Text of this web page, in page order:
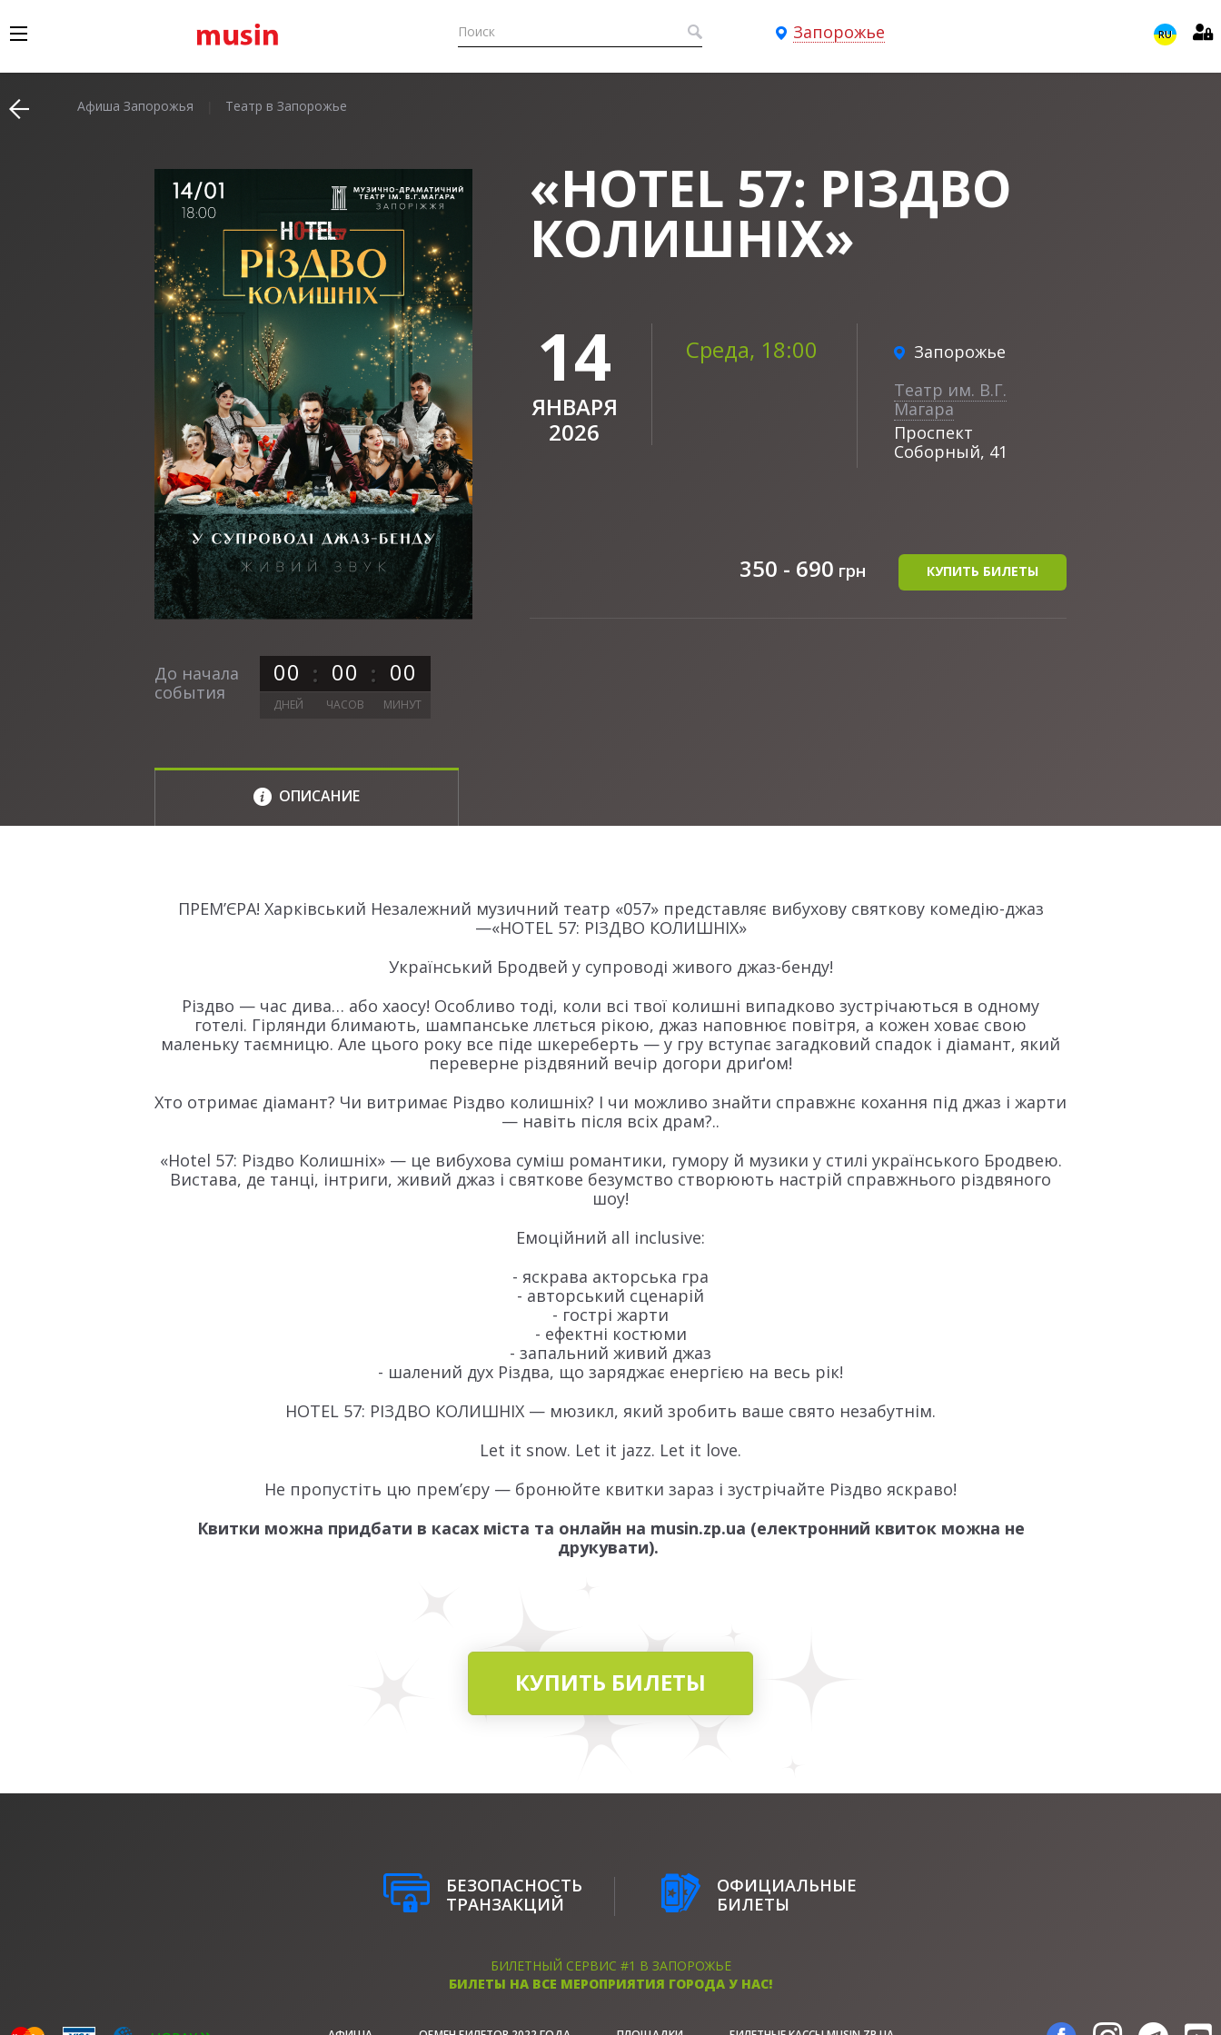
Запорожье RU
Афиша Запорожья Театр в Запорожье
До начала
события
00 00 00
ДНЕЙ ЧАСОВ МИНУТ
«HOTEL 57: РІЗДВО
КОЛИШНІХ»
Запорожье
Театр им. В.Г.
Магара
Проспект
Соборный, 41
14
ЯНВАРЯ
2026
Среда, 18:00
350 - 690 грн КУПИТЬ БИЛЕТЫ
ОПИСАНИЕ
ПРЕМ’ЄРА! Харківський Незалежний музичний театр «057» представляє вибухову святкову комедію-джаз
—«HOTEL 57: РІЗДВО КОЛИШНІХ»
Український Бродвей у супроводі живого джаз-бенду!
Різдво — час дива… або хаосу! Особливо тоді, коли всі твої колишні випадково зустрічаються в одному
готелі. Гірлянди блимають, шампанське ллється рікою, джаз наповнює повітря, а кожен ховає свою
маленьку таємницю. Але цього року все піде шкереберть — у гру вступає загадковий спадок і діамант, який
переверне різдвяний вечір догори дриґом!
Хто отримає діамант? Чи витримає Різдво колишніх? І чи можливо знайти справжнє кохання під джаз і жарти
— навіть після всіх драм?..
«Hotel 57: Різдво Колишніх» — це вибухова суміш романтики, гумору й музики у стилі українського Бродвею.
Вистава, де танці, інтриги, живий джаз і святкове безумство створюють настрій справжнього різдвяного
шоу!
Емоційний all inclusive:
- яскрава акторська гра
- авторський сценарій
- гострі жарти
- ефектні костюми
- запальний живий джаз
- шалений дух Різдва, що заряджає енергією на весь рік!
HOTEL 57: РІЗДВО КОЛИШНІХ — мюзикл, який зробить ваше свято незабутнім.
Let it snow. Let it jazz. Let it love.
Не пропустіть цю прем’єру — бронюйте квитки зараз і зустрічайте Різдво яскраво!
Квитки можна придбати в касах міста та онлайн на musin.zp.ua (електронний квиток можна не
друкувати).
КУПИТЬ БИЛЕТЫ
БЕЗОПАСНОСТЬ
ТРАНЗАКЦИЙ
ОФИЦИАЛЬНЫЕ
БИЛЕТЫ
БИЛЕТНЫЙ СЕРВИС #1 В ЗАПОРОЖЬЕ
БИЛЕТЫ НА ВСЕ МЕРОПРИЯТИЯ ГОРОДА У НАС!